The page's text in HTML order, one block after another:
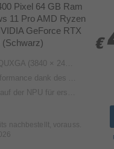
€
€
Pixel 64 GB Ram
11 Pro AMD Ryzen
GeForce RTX
(Schwarz)
16:10 Format mit 120Hz, 100% DCI-P3-Farbraum Abdeckung und 700 Nits Spitzenhelligkeit
AMD Ryzen AI und NVIDIA GeForce RTX 5090 Grafik mit NVIDIA Studio Driver Support
für erstaunliche AI-Leistung
nachbestellt, vorauss.